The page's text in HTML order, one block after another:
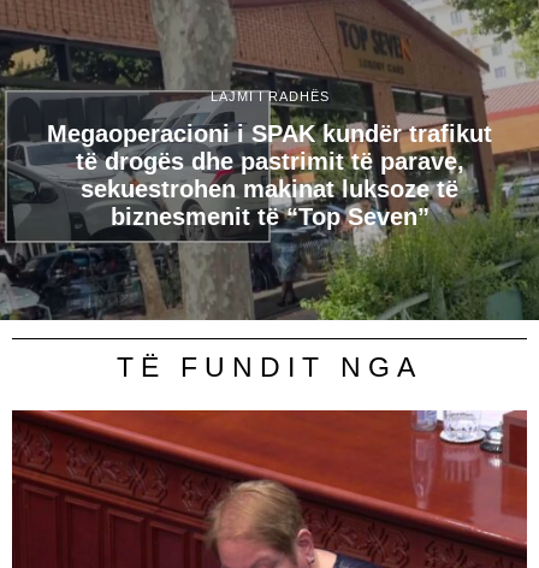
LAJMI I RADHËS
Megaoperacioni i SPAK kundër trafikut
të drogës dhe pastrimit të parave,
sekuestrohen makinat luksoze të
biznesmenit të “Top Seven”
TË FUNDIT NGA